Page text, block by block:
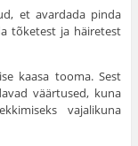
et avardada pinda
tõketest ja häiretest
kaasa tooma. Sest
väär­tused, kuna
vajalikuna